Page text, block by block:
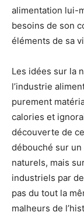
alimentation lui-
besoins de son
éléments de sa
Les idées sur la
l’industrie
purement
calories et
découverte de
débouché sur
naturels, mais
industriels par
pas du tout la
malheurs de